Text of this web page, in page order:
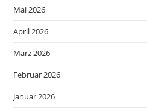
Mai 2026
April 2026
März 2026
Februar 2026
Januar 2026